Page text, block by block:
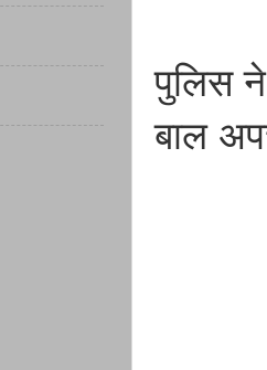
पुलिस
बाल